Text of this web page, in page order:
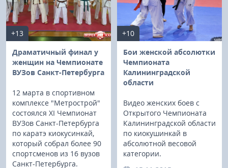
+13
Драматичный финал у
женщин на Чемпионате
ВУЗов Санкт-Петербурга
12 марта в спортивном
комплексе "Метрострой"
состоялся XI Чемпионат
ВУЗов Санкт-Петербурга
по каратэ киокусинкай,
который собрал более 90
спортсменов из 16 вузов
Санкт-Петербурга.
+10
Бои женской абсолютки
Чемпионата
Калининградской
области
Видео женских боев с
Открытого Чемпионата
Калининградской области
по киокушинкай в
абсолютной весовой
категории.